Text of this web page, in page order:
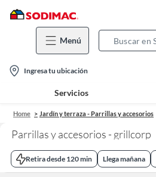
Menú
location-
icon
Ingresa tu ubicación
Servicios
Home Jardín y terraza - Parrillas y accesorios
Parrillas y accesorios - grillcorp
Retira desde 120 min Llega mañana